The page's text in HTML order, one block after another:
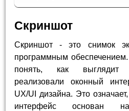
Скриншот
Скриншот - это снимок
программным
понять, как выглядит
реализовали оконный
UX/UI дизайна. Это
интерфейс основан на